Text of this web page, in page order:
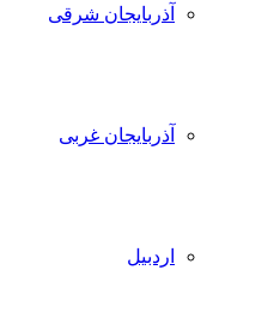
آذربایجان شرقی
آذربایجان غربی
اردبیل